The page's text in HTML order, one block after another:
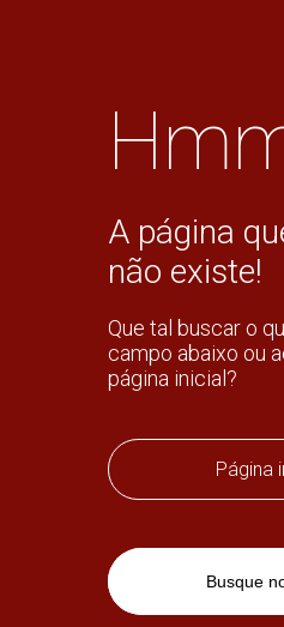
A página
não existe!
Que tal buscar o
campo abaixo ou
página inicial?
Página